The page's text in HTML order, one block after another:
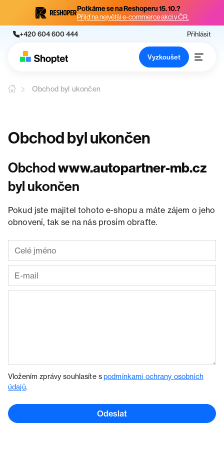
Potkáme se na Reshoperu 15. 10.?
Přijď na největší e-commerce akci v ČR.
+420 604 600 444 Přihlásit
Vyzkoušet
Obchod byl ukončen
Obchod byl ukončen
Obchodwww.autopartner-mb.cz
byl ukončen
Pokud jste majitel tohoto e-shopu a máte zájem o jeho
obnovení, tak se na nás prosím obraťte.
Vložením zprávy souhlasíte spodmínkami ochrany osobních
údajů.
Odeslat